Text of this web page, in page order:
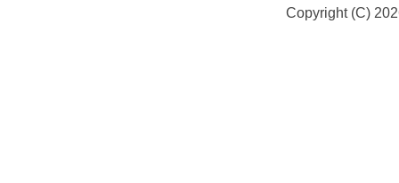
Copyright (C)